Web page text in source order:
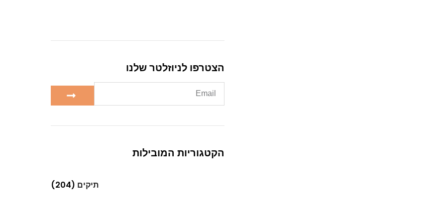
הצטרפו לניוזלטר שלנו
הקטגוריות המובילות
תיקים (204)